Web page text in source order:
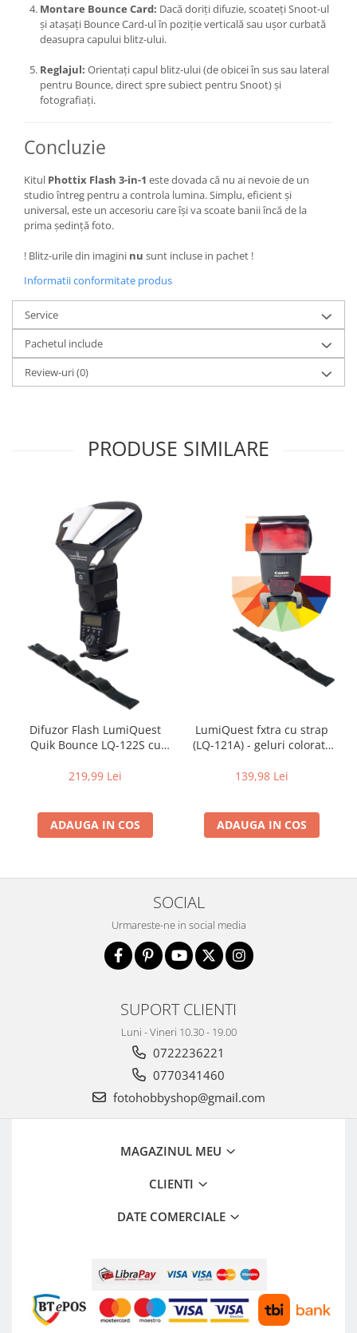
Lampi lumina continua
Stative/boom-uri pentru lumini
Fundaluri
Suporti pentru fundaluri
Umbrele
Corturi si mese pt. fotografia de
produs
Declansatoare Radio si Infrarosu
Suruburi si piulite, adaptoare de
trecere
Calibrare expunere
Imprimante si Consumabile
Cartuse si cerneluri
Materiale foto alb-negru
Aparate foto unica folosinta
Filme instant FUJI INSTAX
Chimicale developare film alb-
diapozitive 35mm color
diapozitive late 120mm color
negative 35mm alb-negru
negative 35mm color
negative late 120mm color
Binocluri
Lunete
Telescoape
Aparate foto de colectie reflex,
Aparate foto de colectie, cu burduf
Aparate foto de colectie TLR -
Aparate foto de colectie , Stereo
Aparate foto de colectie -
Aparate de colectie de tip Box-
Reviste, carti si software
Aparate foto Mirrorless (SH)
Aparate foto DSLR (SH)
Aparate foto SLR (pe film) (SH)
Montare Bounce Card: Dacă doriți difuzie, scoateți Snoot-ul
și atașați Bounce Card-ul în poziție verticală sau ușor curbată
deasupra capului blitz-ului.
Reglajul: Orientați capul blitz-ului (de obicei în sus sau lateral
pentru Bounce, direct spre subiect pentru Snoot) și
fotografiați.
Concluzie
Kitul Phottix Flash 3-in-1 este dovada că nu ai nevoie de un
studio întreg pentru a controla lumina. Simplu, eficient și
universal, este un accesoriu care își va scoate banii încă de la
prima ședință foto.
! Blitz-urile din imagini nu sunt incluse in pachet !
Informatii conformitate produs
Service
Pachetul include
Review-uri(0)
PRODUSE SIMILARE
Difuzor Flash LumiQuest
Quik Bounce LQ-122S cu
Control 80/20
219,99 Lei
ADAUGA IN COS
LumiQuest fxtra cu strap
(LQ-121A) - geluri colorate
139,98 Lei
ADAUGA IN COS
SOCIAL
Urmareste-ne in social media
SUPORT CLIENTI
Luni - Vineri 10.30 - 19.00
0722236221
0770341460
fotohobbyshop@gmail.com
MAGAZINUL MEU
CLIENTI
DATE COMERCIALE